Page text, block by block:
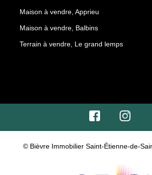
Maison à vendre, Apprieu
Maison à vendre, Balbins
Terrain à vendre, Le grand lemps
© Bièvre Immobilier Saint-Étienne-de-